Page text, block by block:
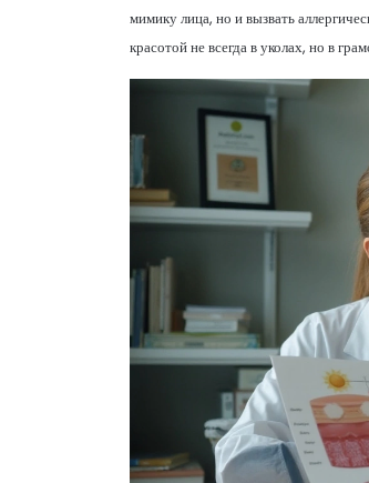
мимику лица, но и вызвать
красотой не всегда в уколах, но в